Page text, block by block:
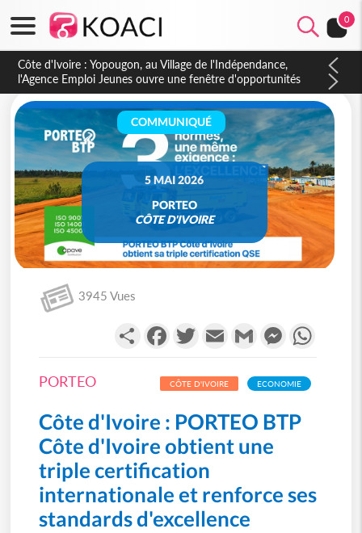
0
Côte d'Ivoire : CHU de Treichville, après la fronde, les agents
contractuels obtiennent un accord avec la direction sur les
arriérés du SMIG 2023
COMMUNIQUÉ
5 MAI 2026
PORTEO
CÔTE D'IVOIRE
3945 Vues
PartagerFacebookTwitterEmail Gmail Messenger
PORTEO CÔTE D'IVOIRE ECONOMIE
Côte d'Ivoire : PORTEO BTP
Côte d'Ivoire obtient une
triple certification
internationale et renforce ses
standards d'excellence